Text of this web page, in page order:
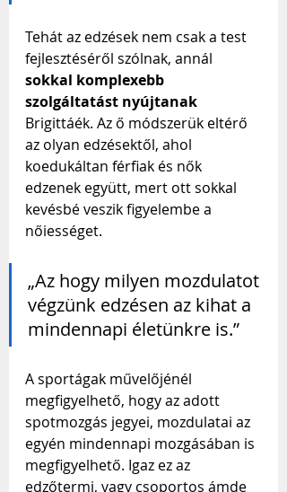
Tehát az edzések nem csak a test
fejlesztéséről szólnak, annál
sokkal komplexebb
szolgáltatást nyújtanak
Brigittáék. Az ő módszerük eltérő
az olyan edzésektől, ahol
koedukáltan férfiak és nők
edzenek együtt, mert ott sokkal
kevésbé veszik figyelembe a
nőiességet.
„Az hogy milyen mozdulatot
végzünk edzésen az kihat a
mindennapi életünkre is.”
A sportágak művelőjénél
megfigyelhető, hogy az adott
spotmozgás jegyei, mozdulatai az
egyén mindennapi mozgásában is
megfigyelhető. Igaz ez az
edzőtermi, vagy csoportos ámde